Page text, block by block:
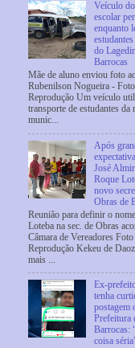
Veículo
escolar
enquanto
do
Barrocas
Mãe de aluno enviou foto
Rubenilson Nogueira -
Reprodução Um veículo
transporte de estudantes da
munic...
Após
José
Roque
novo
Obras de
Reunião para definir o
Loteba na sec. de Obras
Câmara de Vereadores Foto
Reprodução Kekeu de
mais ...
Ex-
tenha
postagem
Prefeitura
Barrocas:
coisa